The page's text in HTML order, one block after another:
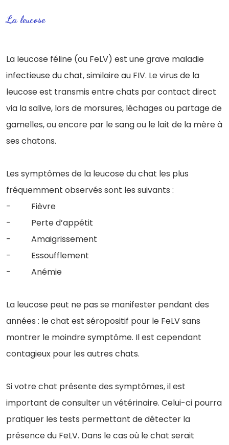
La leucose
La leucose féline (ou FeLV) est une grave maladie
infectieuse du chat, similaire au FIV. Le virus de la
leucose est transmis entre chats par contact direct
via la salive, lors de morsures, léchages ou partage de
gamelles, ou encore par le sang ou le lait de la mère à
ses chatons.
Les symptômes de la leucose du chat les plus
fréquemment observés sont les suivants :
- Fièvre
- Perte d’appétit
- Amaigrissement
- Essoufflement
- Anémie
La leucose peut ne pas se manifester pendant des
années : le chat est séropositif pour le FeLV sans
montrer le moindre symptôme. Il est cependant
contagieux pour les autres chats.
Si votre chat présente des symptômes, il est
important de consulter un vétérinaire. Celui-ci pourra
pratiquer les tests permettant de détecter la
présence du FeLV. Dans le cas où le chat serait